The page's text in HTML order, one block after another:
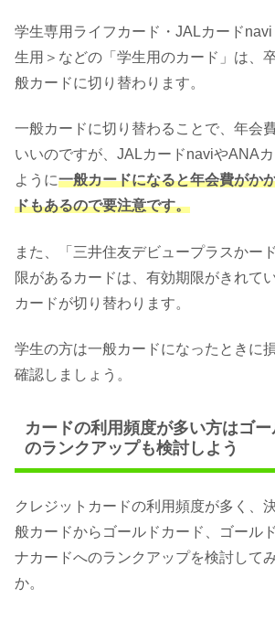
学生専用ライフカード・JALカード
生用＞などの「学生用のカード」は、
般カードに切り替わります。
一般カードに切り替わることで、年会
いいのですが、JALカードnaviやANA
ように一般カードになると年会費がか
ドもあるので要注意です。
また、「三井住友デビュープラスかー
限があるカードは、有効期限がきれて
カードが切り替わります。
学生の方は一般カードになったときに
確認しましょう。
カードの利用頻度が多い方はゴ
のランクアップも検討しよう
クレジットカードの利用頻度が多く、
般カードからゴールドカード、ゴール
ナカードへのランクアップを検討して
か。